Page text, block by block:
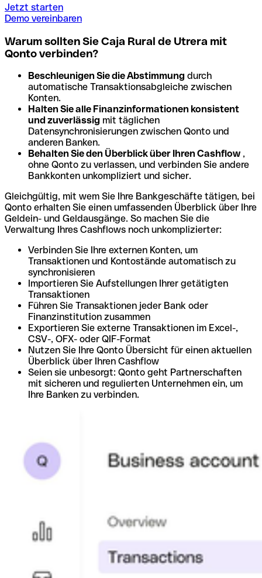
Jetzt starten
Demo vereinbaren
Warum sollten Sie Caja Rural de Utrera mit
Qonto verbinden?
Beschleunigen Sie die Abstimmung durch
automatische Transaktionsabgleiche zwischen
Konten.
Halten Sie alle Finanzinformationen konsistent
und zuverlässig mit täglichen
Datensynchronisierungen zwischen Qonto und
anderen Banken.
Behalten Sie den Überblick über Ihren Cashflow ,
ohne Qonto zu verlassen, und verbinden Sie andere
Bankkonten unkompliziert und sicher.
Gleichgültig, mit wem Sie Ihre Bankgeschäfte tätigen, bei
Qonto erhalten Sie einen umfassenden Überblick über Ihre
Geldein- und Geldausgänge. So machen Sie die
Verwaltung Ihres Cashflows noch unkomplizierter:
Verbinden Sie Ihre externen Konten, um
Transaktionen und Kontostände automatisch zu
synchronisieren
Importieren Sie Aufstellungen Ihrer getätigten
Transaktionen
Führen Sie Transaktionen jeder Bank oder
Finanzinstitution zusammen
Exportieren Sie externe Transaktionen im Excel-,
CSV-, OFX- oder QIF-Format
Nutzen Sie Ihre Qonto Übersicht für einen aktuellen
Überblick über Ihren Cashflow
Seien sie unbesorgt: Qonto geht Partnerschaften
mit sicheren und regulierten Unternehmen ein, um
Ihre Banken zu verbinden.